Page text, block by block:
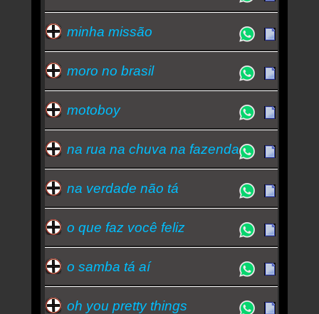
minha missão
moro no brasil
motoboy
na rua na chuva na fazenda
na verdade não tá
o que faz você feliz
o samba tá aí
oh you pretty things